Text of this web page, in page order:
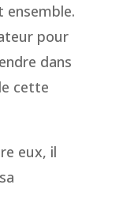
ensemble.
pour
dans
cette
eux, il